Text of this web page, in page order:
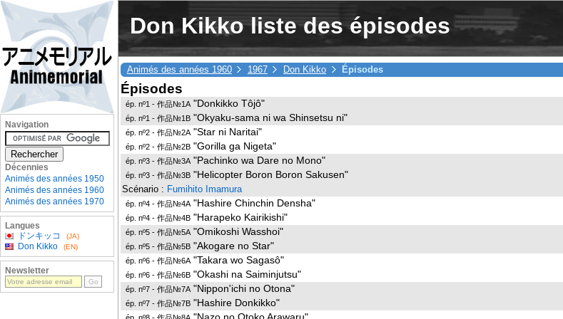
Don Kikko liste des épisodes
Animés des années 1960 1967 Don Kikko Épisodes
Épisodes
ép. nº1 - 作品№1A "Donkikko Tôjô"
ép. nº1 - 作品№1B "Okyaku-sama ni wa Shinsetsu ni"
ép. nº2 - 作品№2A "Star ni Naritai"
ép. nº2 - 作品№2B "Gorilla ga Nigeta"
ép. nº3 - 作品№3A "Pachinko wa Dare no Mono"
ép. nº3 - 作品№3B "Helicopter Boron Boron Sakusen"
Scénario : Fumihito Imamura
ép. nº4 - 作品№4A "Hashire Chinchin Densha"
ép. nº4 - 作品№4B "Harapeko Kairikishi"
ép. nº5 - 作品№5A "Omikoshi Wasshoi"
ép. nº5 - 作品№5B "Akogare no Star"
ép. nº6 - 作品№6A "Takara wo Sagasô"
ép. nº6 - 作品№6B "Okashi na Saiminjutsu"
ép. nº7 - 作品№7A "Nippon'ichi no Otona"
ép. nº7 - 作品№7B "Hashire Donkikko"
"Nazo no Otoko Arawaru"
Navigation
Décennies
Animés des années 1950
Animés des années 1960
Animés des années 1970
Langues
ドンキッコ
(JA)
Don Kikko (EN)
Newsletter